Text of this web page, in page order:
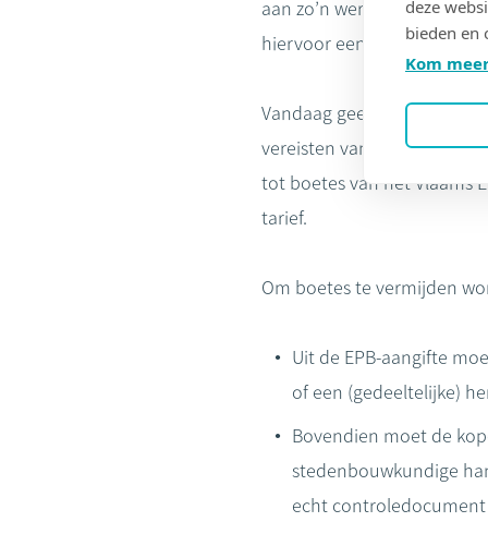
aan zo’n werken. Zo’n
hiervoor een EPB-aangifte
Vandaag geeft een EPC-
vereisten van een IER of
tot boetes van het Vlaams
tarief.
Om boetes te vermijden
Uit de EPB-aangifte
of een (gedeeltelijke)
Bovendien moet de
stedenbouwkundige
echt
deze
bieden en
Kom